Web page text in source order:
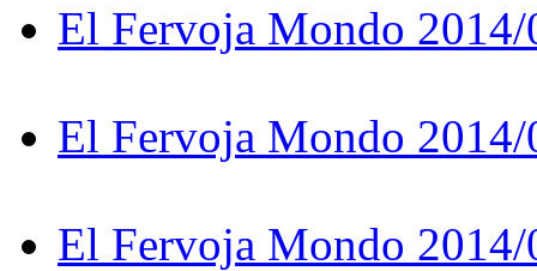
El Fervoja Mondo 2014/
El Fervoja Mondo 2014/
El Fervoja Mondo 2014/